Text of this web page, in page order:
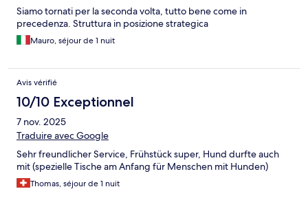
Siamo tornati per la seconda volta, tutto bene come in
precedenza. Struttura in posizione strategica
Mauro, séjour de 1 nuit
Avis vérifié
10/10 Exceptionnel
7 nov. 2025
Traduire avec Google
Sehr freundlicher Service, Frühstück super, Hund durfte auch
mit (spezielle Tische am Anfang für Menschen mit Hunden)
Thomas, séjour de 1 nuit